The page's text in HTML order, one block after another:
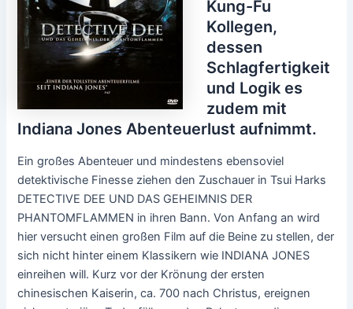
Kung-Fu
Kollegen,
dessen
Schlagfertigkeit
und Logik es
zudem mit
Indiana Jones Abenteuerlust aufnimmt.
Ein großes Abenteuer und mindestens ebensoviel
detektivische Finesse ziehen den Zuschauer in Tsui Harks
DETECTIVE DEE UND DAS GEHEIMNIS DER
PHANTOMFLAMMEN in ihren Bann. Von Anfang an wird
hier versucht einen großen Film auf die Beine zu stellen, der
sich nicht hinter einem Klassikern wie INDIANA JONES
einreihen will. Kurz vor der Krönung der ersten
chinesischen Kaiserin, ca. 700 nach Christus, ereignen